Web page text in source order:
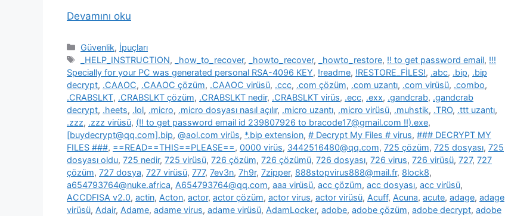
Devamını oku
Kategoriler
Güvenlik, İpuçları
Etiketler
_HELP_INSTRUCTION, _how_to_recover, _howto_recover, _howto_restore, !! to get password email, !!!
Specially for your PC was generated personal RSA-4096 KEY, !readme, !RESTORE_FİLES!, .abc, .bip, .bip
decrypt, .CAAOC, .CAAOC çözüm, .CAAOC virüsü, .ccc, .com çözüm, .com uzantı, .com virüsü, .combo,
.CRABSLKT, .CRABSLKT çözüm, .CRABSLKT nedir, .CRABSLKT virüs, .ecc, .exx, .gandcrab, .gandcrab
decrypt, .heets, .lol, .micro, .micro dosyası nasıl açılır, .micro uzantı, .micro virüsü, .muhstik, .TRO, .ttt uzantı,
.zzz, .zzz virüsü, (!! to get password email id 239807926 to bracode17@gmail.com !!).exe,
[buydecrypt@qq.com].bip, @aol.com virüs, *.bip extension, # Decrypt My Files # virus, ### DECRYPT MY
FILES ###, ==READ==THIS==PLEASE==, 0000 virüs, 3442516480@qq.com, 725 çözüm, 725 dosyası, 725
dosyası oldu, 725 nedir, 725 virüsü, 726 çözüm, 726 çözümü, 726 dosyası, 726 virus, 726 virüsü, 727, 727
çözüm, 727 dosya, 727 virüsü, 777, 7ev3n, 7h9r, 7zipper, 888stopvirus888@mail.fr, 8lock8,
a654793764@nuke.africa, A654793764@qq.com, aaa virüsü, acc çözüm, acc dosyası, acc virüsü,
ACCDFISA v2.0, actin, Acton, actor, actor çözüm, actor virus, actor virüsü, Acuff, Acuna, acute, adage, adage
virüsü, Adair, Adame, adame virus, adame virüsü, AdamLocker, adobe, adobe çözüm, adobe decrypt, adobe